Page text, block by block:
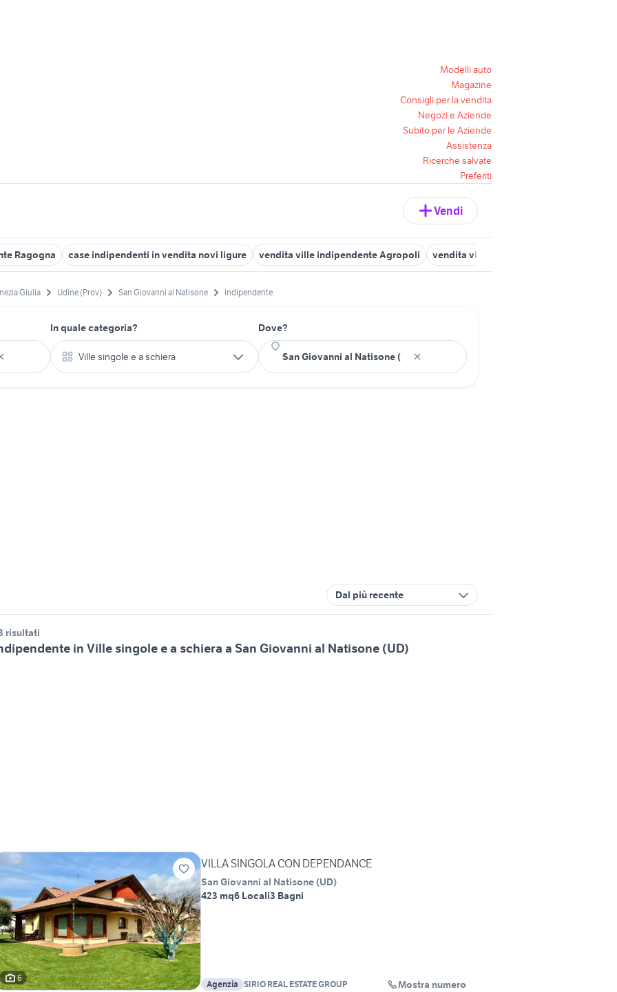
Modelli auto
Magazine
Consigli per la vendita
Negozi e Aziende
Subito per le Aziende
Assistenza
Ricerche salvate
Preferiti
Vendi
Ragogna case indipendenti in vendita novi ligure vendita ville indipendente Agropoli vendita ville indipendente Matino
Giulia Udine (Prov) San Giovanni al Natisone indipendente
In quale categoria?
Ville singole e a schiera
Dove?
Dal più recente
risultati
in Ville singole e a schiera a San Giovanni al Natisone (UD)
6
VILLA SINGOLA CON DEPENDANCE
San Giovanni al Natisone (UD)
423 mq6 Locali3 Bagni
Agenzia SIRIO REAL ESTATE GROUP Mostra numero